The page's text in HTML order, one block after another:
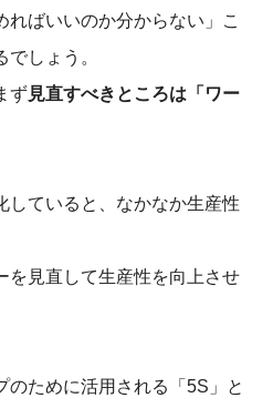
ればいいのか分からない」こ
しょう。
ず見直すべきところは「ワー
していると、なかなか生産性
を見直して生産性を向上させ
のために活用される「5S」と